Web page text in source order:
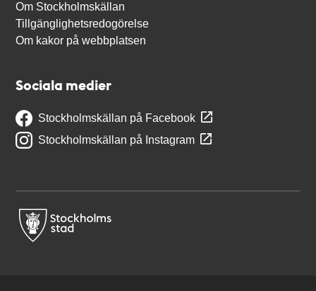
Om Stockholmskällan
Tillgänglighetsredogörelse
Om kakor på webbplatsen
Sociala medier
Stockholmskällan på Facebook
Stockholmskällan på Instagram